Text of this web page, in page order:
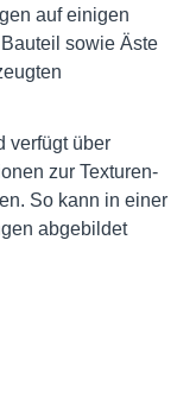
auf einigen
sowie Äste
verfügt über
zur Texturen-
So kann in einer
abgebildet